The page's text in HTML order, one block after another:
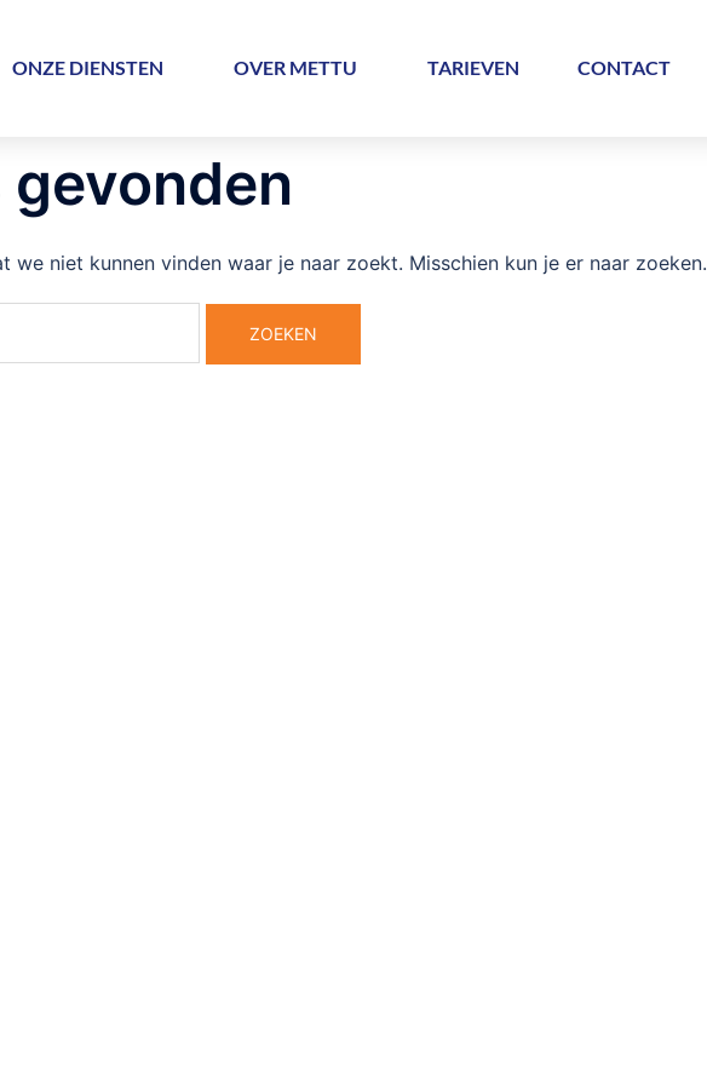
ONZE DIENSTEN OVER METTU TARIEVEN CONTACT
gevonden
we niet kunnen vinden waar je naar zoekt. Misschien kun je er naar zoeken.